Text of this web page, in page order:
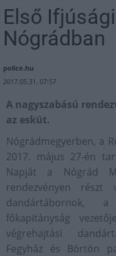
Első
Nógrádban
police.hu
2017.05.31. 07:57
A nagyszabású
az esküt.
Nógrádmegyerben, a
2017. május 27-én
Napját a Nógrád
rendezvényen
dandártábornok,
főkapitányság
végrehajtási
Fegyház és Börtön